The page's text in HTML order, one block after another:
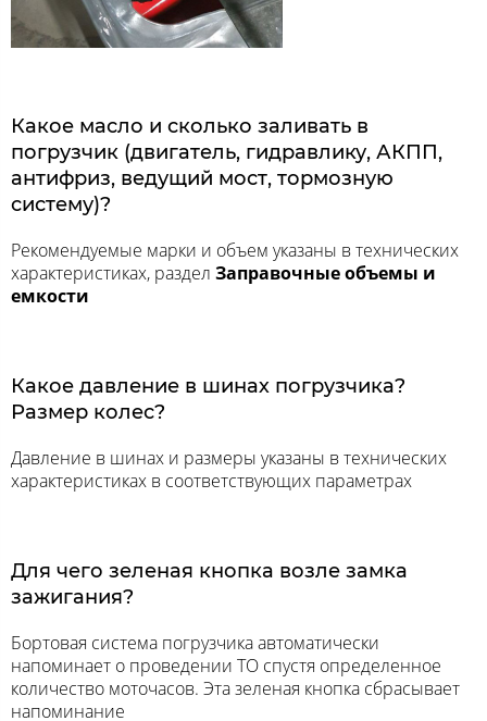
Какое масло и сколько заливать в
погрузчик (двигатель, гидравлику, АКПП,
антифриз, ведущий мост, тормозную
систему)?
Рекомендуемые марки и объем указаны в технических
характеристиках, раздел Заправочные объемы и
емкости
Какое давление в шинах погрузчика?
Размер колес?
Давление в шинах и размеры указаны в технических
характеристиках в соответствующих параметрах
Для чего зеленая кнопка возле замка
зажигания?
Бортовая система погрузчика автоматически
напоминает о проведении ТО спустя определенное
количество моточасов. Эта зеленая кнопка сбрасывает
напоминание